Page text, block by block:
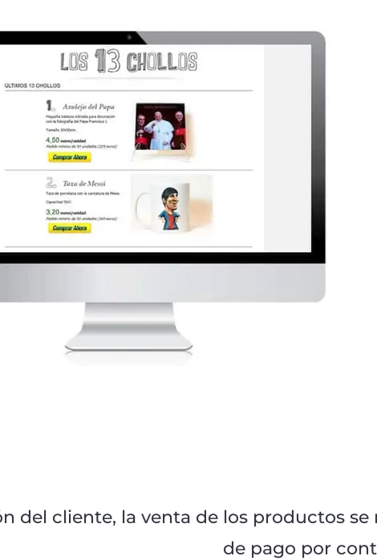
del cliente, la venta de los productos
de pago por